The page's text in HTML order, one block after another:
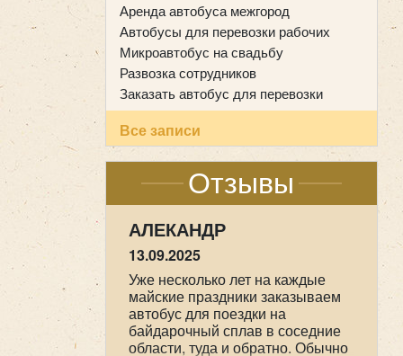
Аренда автобуса межгород
Автобусы для перевозки рабочих
Микроавтобус на свадьбу
Развозка сотрудников
Заказать автобус для перевозки
Все записи
Отзывы
АЛЕКАНДР
13.09.2025
Уже несколько лет на каждые
майские праздники заказываем
автобус для поездки на
байдарочный сплав в соседние
области, туда и обратно. Обычно